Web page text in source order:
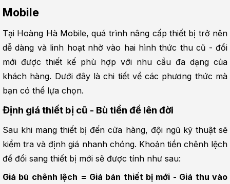
Mobile
Tại Hoàng Hà Mobile, quá trình nâng cấp thiết bị trở nên
dễ dàng và linh hoạt nhờ vào hai hình thức thu cũ - đổi
mới được thiết kế phù hợp với nhu cầu đa dạng của
khách hàng. Dưới đây là chi tiết về các phương thức mà
bạn có thể lựa chọn.
Định giá thiết bị cũ - Bù tiền để lên đời
Sau khi mang thiết bị đến cửa hàng, đội ngũ kỹ thuật sẽ
kiểm tra và định giá nhanh chóng. Khoản tiền chênh lệch
để đổi sang thiết bị mới sẽ được tính như sau:
Giá bù chênh lệch = Giá bán thiết bị mới - Giá thu vào